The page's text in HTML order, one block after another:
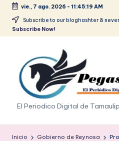
Saltar
vie., 7 ago. 2026 - 11:45:20 AM
Subscribe to our bloghashter &
Subscribe Now!
p
e
El Periodico Digital de
Inicio Gobierno de Reynosa